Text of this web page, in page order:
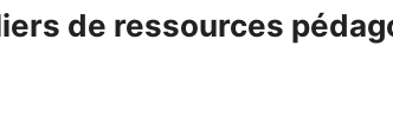
de ressources